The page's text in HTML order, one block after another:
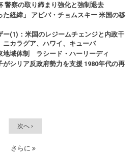
警察の取り締まり強化と強制退去
た経緯」 アビバ・チョムスキー 米国の移
ー(1)：米国のレジームチェンジと内政干
カラグア、ハワイ、キューバ
地域体制 ラシード・ハーリーディ
がシリア反政府勢力を支援 1980年代の再
次へ ›
さらに